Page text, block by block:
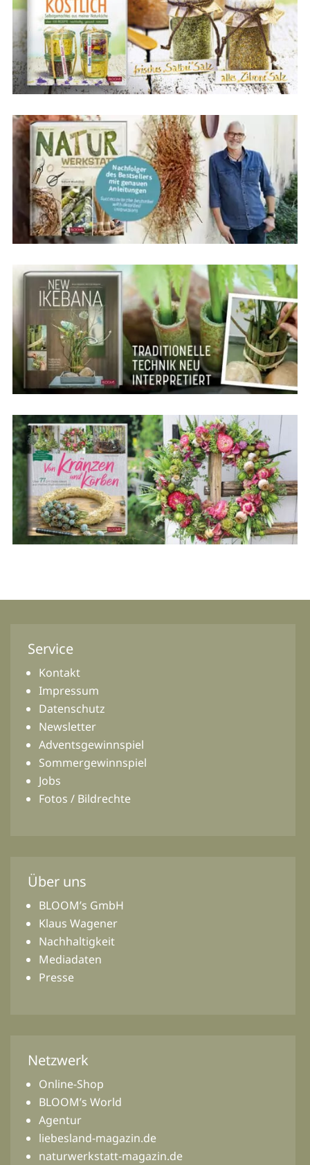
Service
Kontakt
Impressum
Datenschutz
Newsletter
Adventsgewinnspiel
Sommergewinnspiel
Jobs
Fotos / Bildrechte
Über uns
BLOOM’s GmbH
Klaus Wagener
Nachhaltigkeit
Mediadaten
Presse
Netzwerk
Online-Shop
BLOOM’s World
Agentur
liebesland-magazin.de
naturwerkstatt-magazin.de